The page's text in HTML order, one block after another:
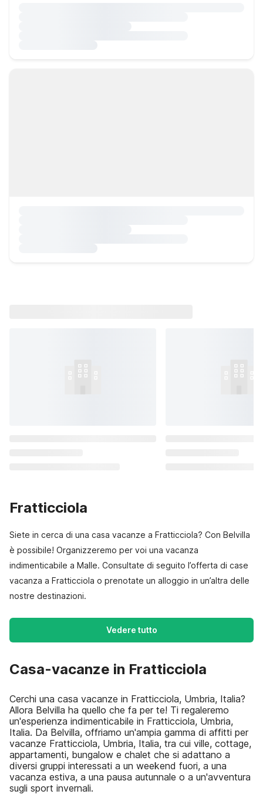
Fratticciola
Siete in cerca di una casa vacanze a Fratticciola? Con Belvilla
è possibile! Organizzeremo per voi una vacanza
indimenticabile a Malle. Consultate di seguito l’offerta di case
vacanza a Fratticciola o prenotate un alloggio in un’altra delle
nostre destinazioni.
Vedere tutto
Casa-vacanze in Fratticciola
Cerchi una casa vacanze in Fratticciola, Umbria, Italia?
Allora Belvilla ha quello che fa per te! Ti regaleremo
un'esperienza indimenticabile in Fratticciola, Umbria,
Italia. Da Belvilla, offriamo un'ampia gamma di affitti per
vacanze Fratticciola, Umbria, Italia, tra cui ville, cottage,
appartamenti, bungalow e chalet che si adattano a
diversi gruppi interessati a un weekend fuori, a una
vacanza estiva, a una pausa autunnale o a un'avventura
sugli sport invernali.